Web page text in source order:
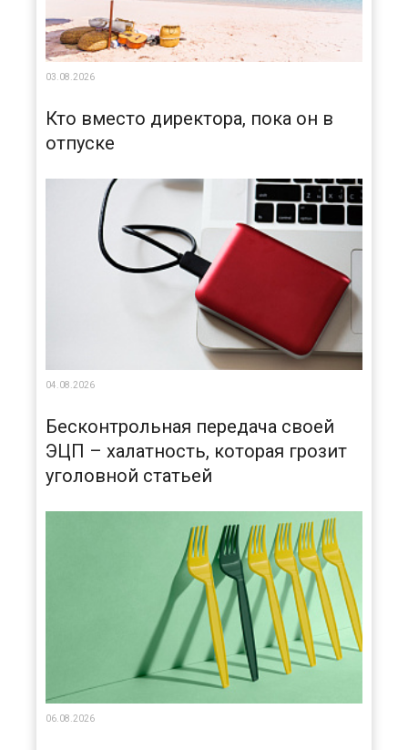
03.08.2026
Кто вместо директора, пока он в
отпуске
04.08.2026
Бесконтрольная передача своей
ЭЦП – халатность, которая грозит
уголовной статьей
06.08.2026